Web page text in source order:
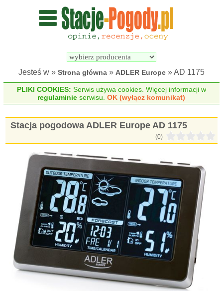
Wyszukiwarka
pogodowych
Jesteś w » Strona główna » ADLER Europe » AD 1175
PLIKI COOKIES: Serwis używa cookies. Więcej informacji w
regulaminie serwisu.OK (wyłącz komunikat)
Stacja pogodowa ADLER Europe AD 1175
(0)